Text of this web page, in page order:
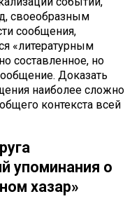
своеобразным
сообщения,
«литературным
составленное, но
Доказать
наиболее сложно
контекста всей
упоминания о
хазар»